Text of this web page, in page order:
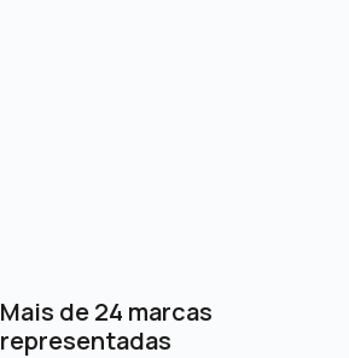
Mais de 24 marcas
representadas